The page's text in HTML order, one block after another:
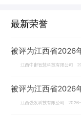
最新荣誉
被评为江西省2026
江西中鄱智慧科技有限公司
被评为江西省2026
江西强发科技有限公司